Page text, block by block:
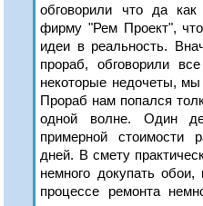
обговорили что да
фирму "Рем Проект",
идеи в реальность.
прораб, обговорили
некоторые недочеты,
Прораб нам попался
одной волне. Один
примерной стоимости
дней. В смету
немного докупать
процессе ремонта